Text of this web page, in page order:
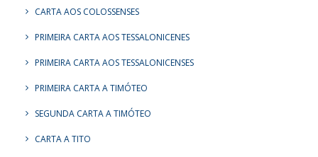
CARTA AOS COLOSSENSES
PRIMEIRA CARTA AOS TESSALONICENES
PRIMEIRA CARTA AOS TESSALONICENSES
PRIMEIRA CARTA A TIMÓTEO
SEGUNDA CARTA A TIMÓTEO
CARTA A TITO